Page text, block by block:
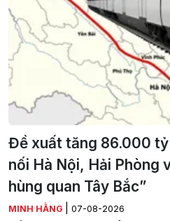
Đề xuất tăng 86.000
nối Hà Nội, Hải Phòng
hùng quan Tây Bắc”
MINH HẰNG 07-08-2026